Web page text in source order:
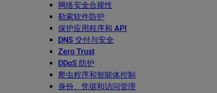
网络安全合规性
勒索软件防护
保护应用程序和 API
DNS 交付与安全
Zero Trust
DDoS 防护
爬虫程序和智能体控制
身份、凭据和访问管理